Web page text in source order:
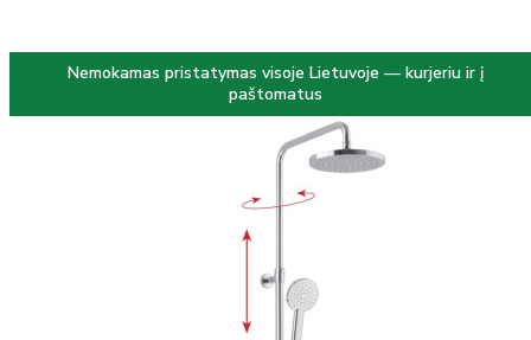
Nemokamas pristatymas visoje Lietuvoje — kurjeriu ir į
paštomatus